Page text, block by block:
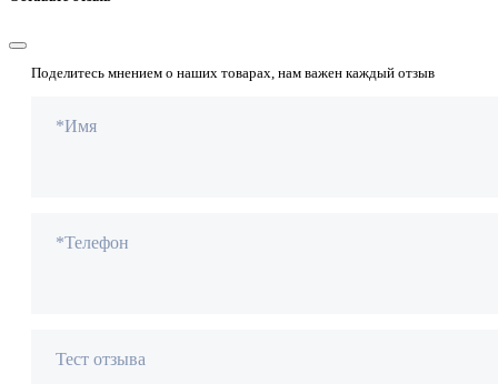
Поделитесь мнением о наших товарах, нам важен каждый отзыв
*Имя
*Телефон
Тест отзыва